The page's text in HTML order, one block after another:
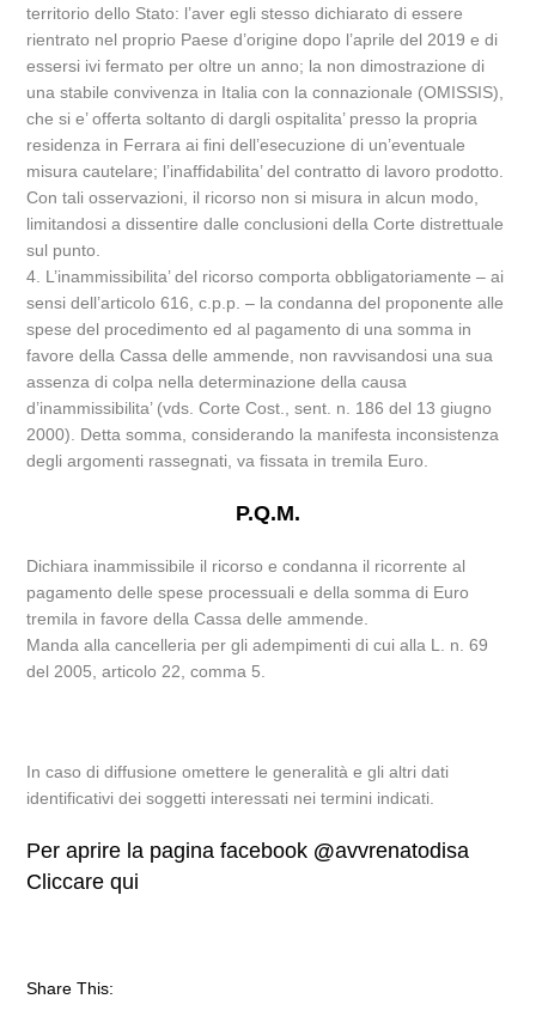
territorio dello Stato: l’aver egli stesso dichiarato di essere
rientrato nel proprio Paese d’origine dopo l’aprile del 2019 e di
essersi ivi fermato per oltre un anno; la non dimostrazione di
una stabile convivenza in Italia con la connazionale (OMISSIS),
che si e’ offerta soltanto di dargli ospitalita’ presso la propria
residenza in Ferrara ai fini dell’esecuzione di un’eventuale
misura cautelare; l’inaffidabilita’ del contratto di lavoro prodotto.
Con tali osservazioni, il ricorso non si misura in alcun modo,
limitandosi a dissentire dalle conclusioni della Corte distrettuale
sul punto.
4. L’inammissibilita’ del ricorso comporta obbligatoriamente – ai
sensi dell’articolo 616, c.p.p. – la condanna del proponente alle
spese del procedimento ed al pagamento di una somma in
favore della Cassa delle ammende, non ravvisandosi una sua
assenza di colpa nella determinazione della causa
d’inammissibilita’ (vds. Corte Cost., sent. n. 186 del 13 giugno
2000). Detta somma, considerando la manifesta inconsistenza
degli argomenti rassegnati, va fissata in tremila Euro.
P.Q.M.
Dichiara inammissibile il ricorso e condanna il ricorrente al
pagamento delle spese processuali e della somma di Euro
tremila in favore della Cassa delle ammende.
Manda alla cancelleria per gli adempimenti di cui alla L. n. 69
del 2005, articolo 22, comma 5.
In caso di diffusione omettere le generalità e gli altri dati
identificativi dei soggetti interessati nei termini indicati.
Per aprire la pagina facebook @avvrenatodisa
Cliccare qui
Share This: